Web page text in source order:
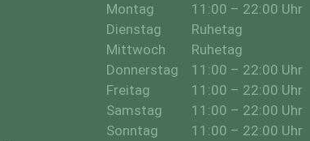
Montag
11:00 – 22:00 Uhr
Dienstag
Ruhetag
Mittwoch
Ruhetag
Donnerstag
11:00 – 22:00 Uhr
Freitag
11:00 – 22:00 Uhr
Samstag
11:00 – 22:00 Uhr
Sonntag
11:00 – 22:00 Uhr